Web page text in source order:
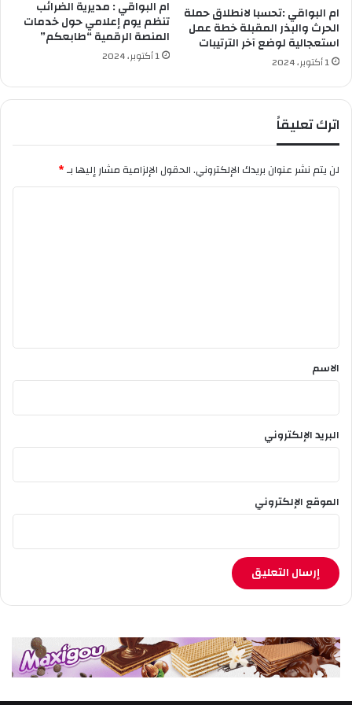
و
ف
ا
ر
ي
ك
ا
ل
ي
و
م
ا
"
ب
ش
أ
ن
ط
ل
ب
إ
ع
ا
ل
ك
م
ي
ر
ن
ام البواقي :تحسبا لانطلاق حملة
الحرث والبذر المقبلة خطة عمل
استعجالية لوضع آخر الترتيبات
1 أكتوبر، 2024
ام البواقي : مديرية الضرائب
تنظم يوم إعلامي حول خدمات
المنصة الرقمية “طابعكم”
1 أكتوبر، 2024
اترك تعليقاً
لن يتم نشر عنوان بريدك الإلكتروني.الحقول الإلزامية مشار إليها بـ*
*
الاسم
البريد الإلكتروني
الموقع الإلكتروني